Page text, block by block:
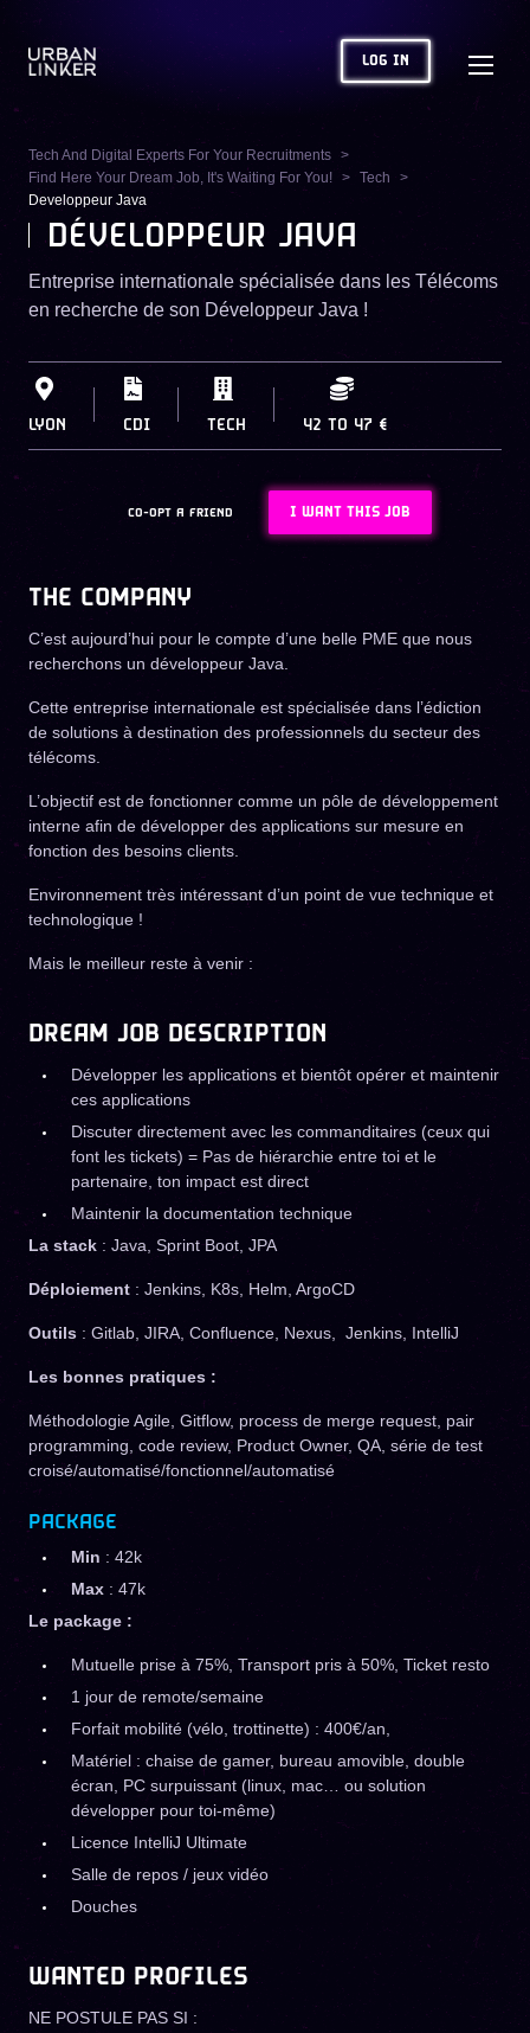
LOG IN
Tech And Digital Experts For Your Recruitments
Find Here Your Dream Job, It's Waiting For You!
Tech
Developpeur Java
DÉVELOPPEUR JAVA
Entreprise internationale spécialisée dans les Télécoms
en recherche de son Développeur Java !
LYON CDI TECH 42 TO 47 €
CO-OPT A FRIEND I WANT THIS JOB
THE COMPANY
C’est aujourd’hui pour le compte d’une belle PME que nous
recherchons un développeur Java.
Cette entreprise internationale est spécialisée dans l’édiction
de solutions à destination des professionnels du secteur des
télécoms.
L’objectif est de fonctionner comme un pôle de développement
interne afin de développer des applications sur mesure en
fonction des besoins clients.
Environnement très intéressant d’un point de vue technique et
technologique !
Mais le meilleur reste à venir :
DREAM JOB DESCRIPTION
Développer les applications et bientôt opérer et maintenir
ces applications
Discuter directement avec les commanditaires (ceux qui
font les tickets) = Pas de hiérarchie entre toi et le
partenaire, ton impact est direct
Maintenir la documentation technique
La stack : Java, Sprint Boot, JPA
Déploiement : Jenkins, K8s, Helm, ArgoCD
Outils : Gitlab, JIRA, Confluence, Nexus, Jenkins, IntelliJ
Les bonnes pratiques :
Méthodologie Agile, Gitflow, process de merge request, pair
programming, code review, Product Owner, QA, série de test
croisé/automatisé/fonctionnel/automatisé
PACKAGE
Min : 42k
Max : 47k
Le package :
Mutuelle prise à 75%, Transport pris à 50%, Ticket resto
1 jour de remote/semaine
Forfait mobilité (vélo, trottinette) : 400€/an,
Matériel : chaise de gamer, bureau amovible, double
écran, PC surpuissant (linux, mac… ou solution
développer pour toi-même)
Licence IntelliJ Ultimate
Salle de repos / jeux vidéo
Douches
WANTED PROFILES
NE POSTULE PAS SI :